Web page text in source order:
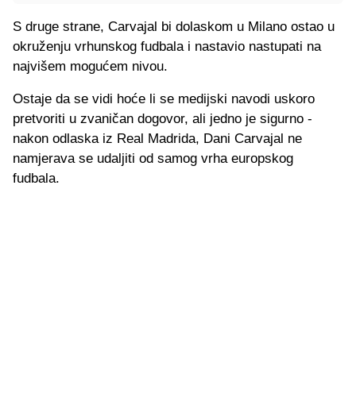
S druge strane, Carvajal bi dolaskom u Milano ostao u
okruženju vrhunskog fudbala i nastavio nastupati na
najvišem mogućem nivou.
Ostaje da se vidi hoće li se medijski navodi uskoro
pretvoriti u zvaničan dogovor, ali jedno je sigurno -
nakon odlaska iz Real Madrida, Dani Carvajal ne
namjerava se udaljiti od samog vrha europskog
fudbala.